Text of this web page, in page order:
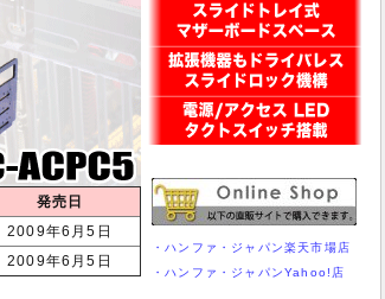
発売日
2009年6月5日
2009年6月5日
・ハンファ・ジャパン楽天市場店
・ハンファ・ジャパンYahoo!店